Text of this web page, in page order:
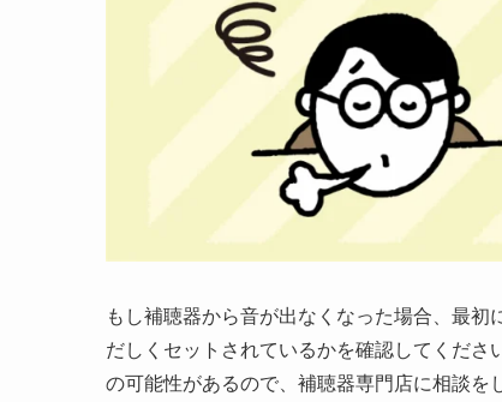
もし補聴器から音が出なくなった場合、最
だしくセットされているかを確認してくだ
の可能性があるので、補聴器専門店に相談を